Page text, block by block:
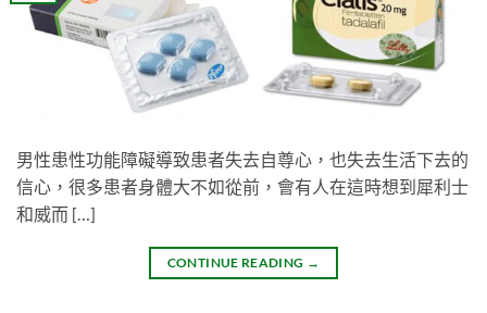
男性患性功能障礙導致患者失去自尊心，也失去生活下去的
信心，很多患者身體大不如從前，會有人在這時想到犀利士
和威而 […]
CONTINUE READING →